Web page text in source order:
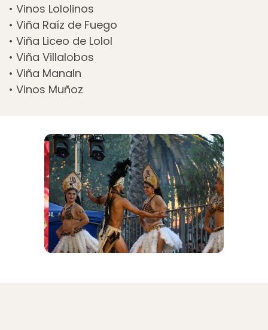
• Vinos Lololinos
• Viña Raíz de Fuego
• Viña Liceo de Lolol
• Viña Villalobos
• Viña Manaln
• Vinos Muñoz